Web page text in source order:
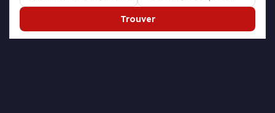
Trouver